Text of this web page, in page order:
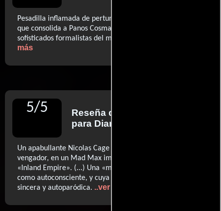
Pesadilla inflamada de perturbadora belleza. Un trabajo
que consolida a Panos Cosmatos como uno de los más
sofisticados formalistas del moderno cine fantástico.
más
5/5 Reseña de
para Diario La Razón
Un apabullante Nicolas Cage se transforma en un ángel
vengador, en un Mad Max imaginado por el Lynch de
«Inland Empire». (...) Una «midnight movie» tan genuina
como autoconsciente, y cuya excentricidad es a la vez
sincera y autoparódica. ..ver más